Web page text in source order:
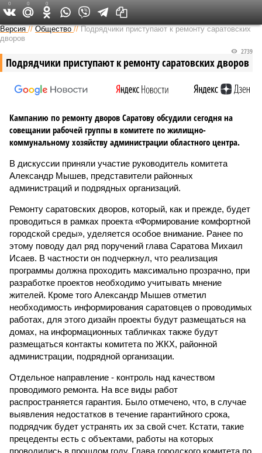
Версия в Саратове
Версия //Общество //Подрядчики приступают к ремонту саратовских
дворов
Подрядчики приступают к ремонту саратовских дворов
2739
Кампанию по ремонту дворов Саратову обсудили сегодня на
совещании рабочей группы в комитете по жилищно-
коммунальному хозяйству администрации областного центра.
В дискуссии приняли участие руководитель комитета
Александр Мышев, представители районных
администраций и подрядных организаций.
Ремонту саратовских дворов, который, как и прежде, будет
проводиться в рамках проекта «Формирование комфортной
городской среды», уделяется особое внимание. Ранее по
этому поводу дал ряд поручений глава Саратова Михаил
Исаев. В частности он подчеркнул, что реализация
программы должна проходить максимально прозрачно, при
разработке проектов необходимо учитывать мнение
жителей. Кроме того Александр Мышев отметил
необходимость информирования саратовцев о проводимых
работах, для этого дизайн проекты будут размещаться на
домах, на информационных табличках также будут
размещаться контакты комитета по ЖКХ, районной
администрации, подрядной организации.
Отдельное направление - контроль над качеством
проводимого ремонта. На все виды работ
распространяется гарантия. Было отмечено, что, в случае
выявления недостатков в течение гарантийного срока,
подрядчик будет устранять их за свой счет. Кстати, такие
прецеденты есть с объектами, работы на которых
проводились в прошлом году. Глава городского комитета по
0 0 0